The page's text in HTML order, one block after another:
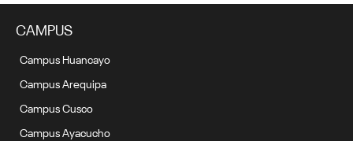
CAMPUS
Campus Huancayo
Campus Arequipa
Campus Cusco
Campus Ayacucho